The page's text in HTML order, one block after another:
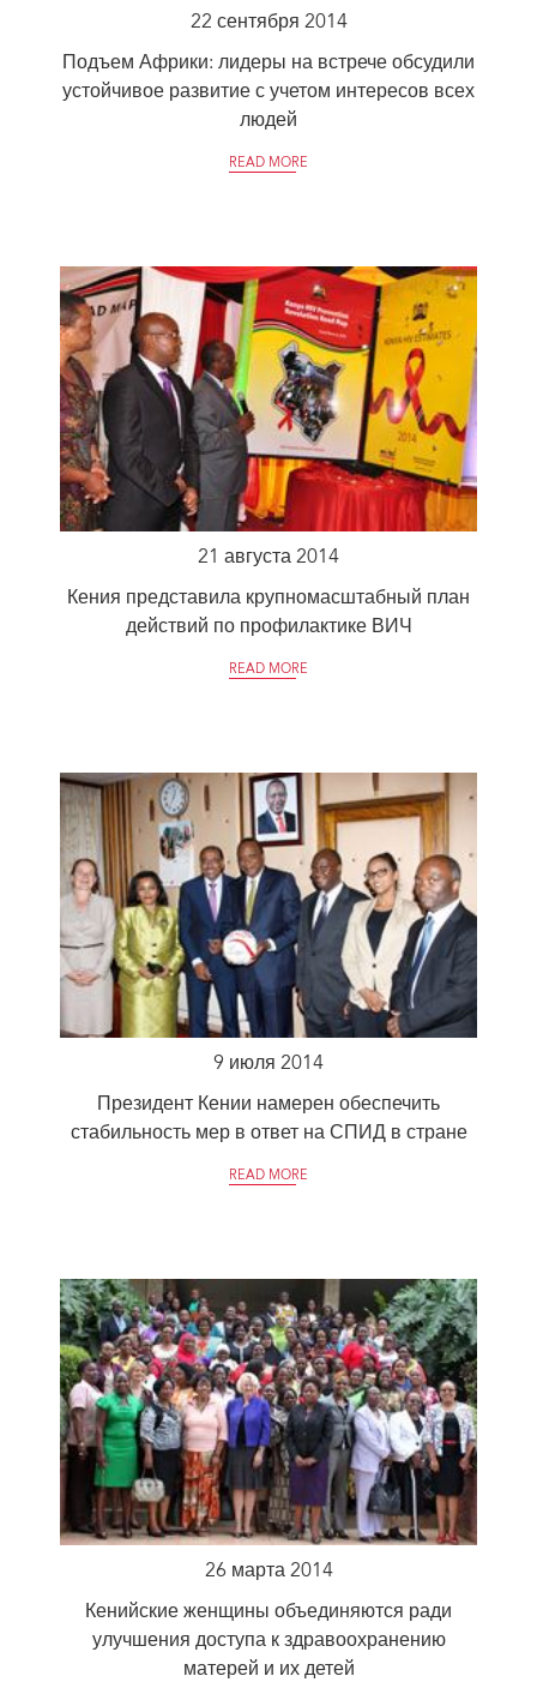
22 сентября 2014
Подъем Африки: лидеры на встрече обсудили
устойчивое развитие с учетом интересов всех
людей
READ MORE
21 августа 2014
Кения представила крупномасштабный план
действий по профилактике ВИЧ
READ MORE
9 июля 2014
Президент Кении намерен обеспечить
стабильность мер в ответ на СПИД в стране
READ MORE
26 марта 2014
Кенийские женщины объединяются ради
улучшения доступа к здравоохранению
матерей и их детей